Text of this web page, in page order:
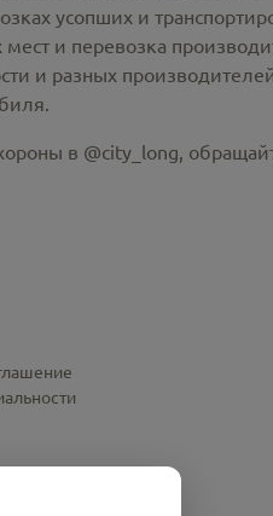
усопших и
и перевозка
и разных
в @city_long,